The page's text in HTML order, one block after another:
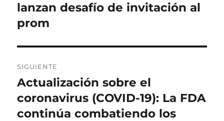
entradas
anterior:
lanzan desafío de invitación al
prom
SIGUIENTE
Entrada
siguiente:
Actualización sobre el
coronavirus (COVID-19): La FDA
continúa combatiendo los